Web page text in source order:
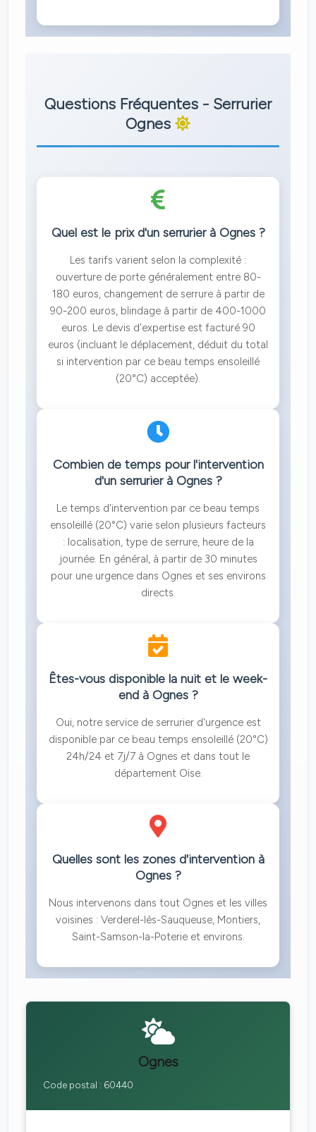
Questions Fréquentes - Serrurier
Ognes
Quel est le prix d'un serrurier à Ognes ?
Les tarifs varient selon la complexité :
ouverture de porte généralement entre 80-
180 euros, changement de serrure à partir de
90-200 euros, blindage à partir de 400-1000
euros. Le devis d'expertise est facturé 90
euros (incluant le déplacement, déduit du total
si intervention par ce beau temps ensoleillé
(20°C) acceptée).
Combien de temps pour l'intervention
d'un serrurier à Ognes ?
Le temps d'intervention par ce beau temps
ensoleillé (20°C) varie selon plusieurs facteurs
: localisation, type de serrure, heure de la
journée. En général, à partir de 30 minutes
pour une urgence dans Ognes et ses environs
directs.
Êtes-vous disponible la nuit et le week-
end à Ognes ?
Oui, notre service de serrurier d'urgence est
disponible par ce beau temps ensoleillé (20°C)
24h/24 et 7j/7 à Ognes et dans tout le
département Oise.
Quelles sont les zones d'intervention à
Ognes ?
Nous intervenons dans tout Ognes et les villes
voisines : Verderel-lès-Sauqueuse, Montiers,
Saint-Samson-la-Poterie et environs.
Ognes
Code postal : 60440